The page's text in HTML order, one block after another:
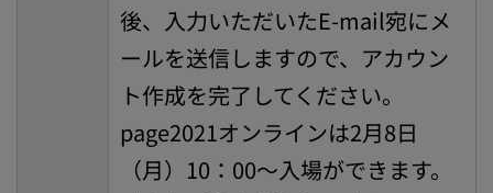
後、入力いただいたE-mail宛にメ
ールを送信しますので、アカウン
ト作成を完了してください。
page2021オンラインは2月8日
（月）10：00～入場ができます。